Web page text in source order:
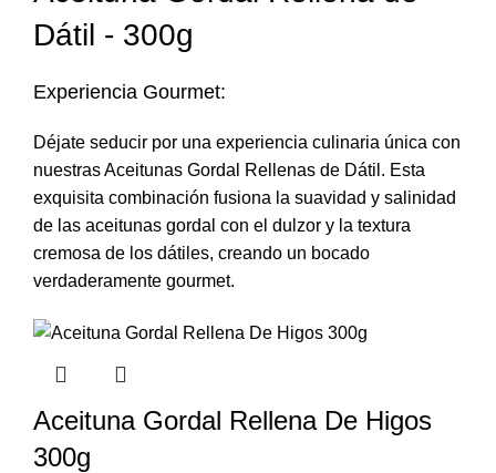
Dátil - 300g
Experiencia Gourmet:
Déjate seducir por una experiencia culinaria única con
nuestras Aceitunas Gordal Rellenas de Dátil. Esta
exquisita combinación fusiona la suavidad y salinidad
de las aceitunas gordal con el dulzor y la textura
cremosa de los dátiles, creando un bocado
verdaderamente gourmet.
Aceituna Gordal Rellena De Higos
300g